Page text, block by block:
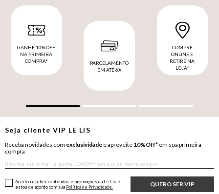
GANHE 10% OFF
NA PRIMEIRA
COMPRA*
PARCELAMENTO
EM ATÉ 6X
COMPRE
ONLINE E
RETIRE NA
LOJA*
Seja clienteVIP LE LIS
Receba novidades com exclusividade e aproveite 10%Off* em sua primeira
compra
QUERO SER VIP
Aceito receber conteúdos e promoções da Le Lis e
estou de acordo com sua Política de Privacidade.